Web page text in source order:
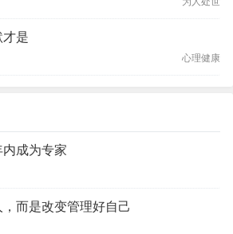
才是
心理健康
成为专家
而是改变管理好自己